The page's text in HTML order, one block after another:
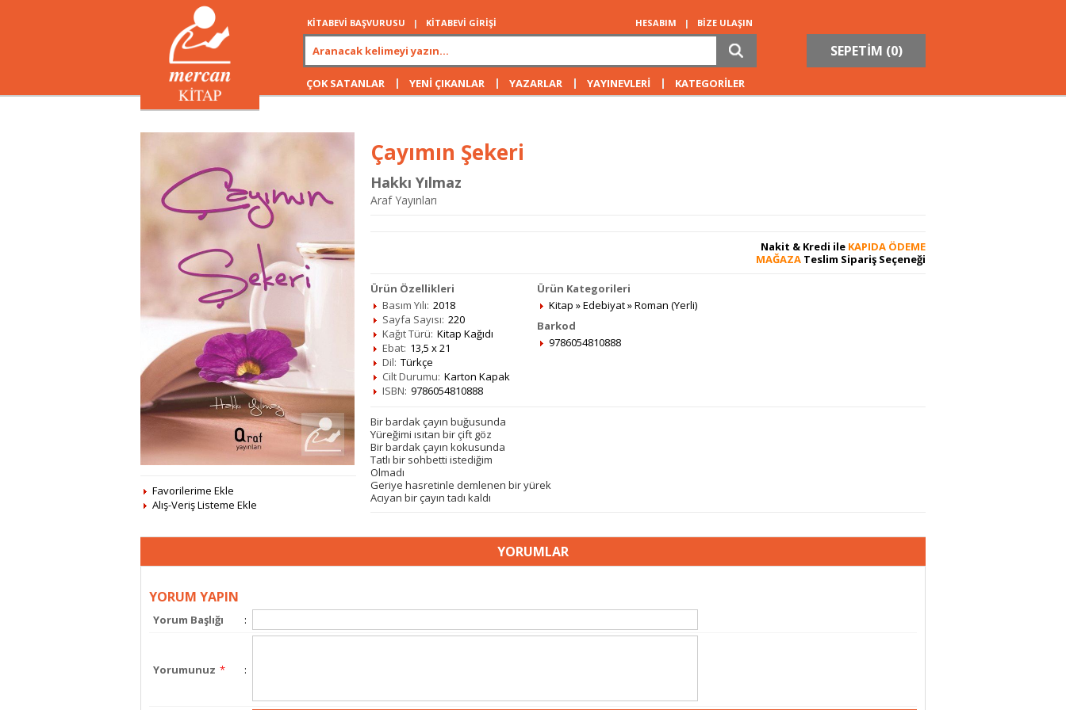
KİTABEVİ BAŞVURUSU | KİTABEVİ GİRİŞİ HESABIM | BİZE ULAŞIN
SEPETİM (0)
ÇOK SATANLAR | YENİ ÇIKANLAR | YAZARLAR | YAYINEVLERİ | KATEGORİLER
Favorilerime Ekle
Alış-Veriş Listeme Ekle
Çayımın Şekeri
Hakkı Yılmaz
Araf Yayınları
Nakit & Kredi ile KAPIDA ÖDEME
MAĞAZA Teslim Sipariş Seçeneği
Ürün Özellikleri
Basım Yılı: 2018
Sayfa Sayısı: 220
Kağıt Türü: Kitap Kağıdı
Ebat: 13,5 x 21
Dil: Türkçe
Cilt Durumu: Karton Kapak
ISBN: 9786054810888
Ürün Kategorileri
Kitap »Edebiyat»Roman (Yerli)
Barkod
9786054810888
Bir bardak çayın buğusunda
Yüreğimi ısıtan bir çift göz
Bir bardak çayın kokusunda
Tatlı bir sohbetti istediğim
Olmadı
Geriye hasretinle demlenen bir yürek
Acıyan bir çayın tadı kaldı
YORUMLAR
YORUM YAPIN
Yorum Başlığı :
Yorumunuz * :